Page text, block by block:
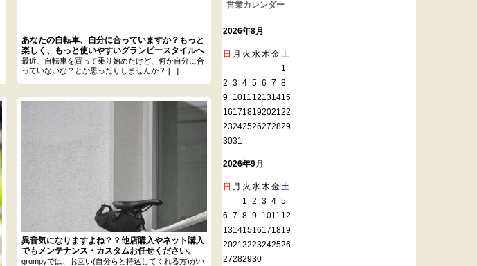
あなたの自転車、自分に合っていますか？もっと
楽しく、もっと使いやすいグランピースタイルへ
のお誘い。
最近、自転車を買って乗り始めたけど、何か自分に合
っていないな？とか思ったりしませんか？ [...]
異音気になりますよね？？他店購入やネット購入
でもメンテナンス・カスタムお任せください。
grumpyでは、お互い(自分らと持込してくれる方)がハ
営業カレンダー
2026年8月
日 月 火 水木金土
1
2 3 4 5 6 7 8
9 1011 12131415
16171819202122
23242526272829
3031
2026年9月
日 月 火 水木金土
1 2 3 4 5
6 7 8 9 1011 12
13141516171819
20212223242526
27282930